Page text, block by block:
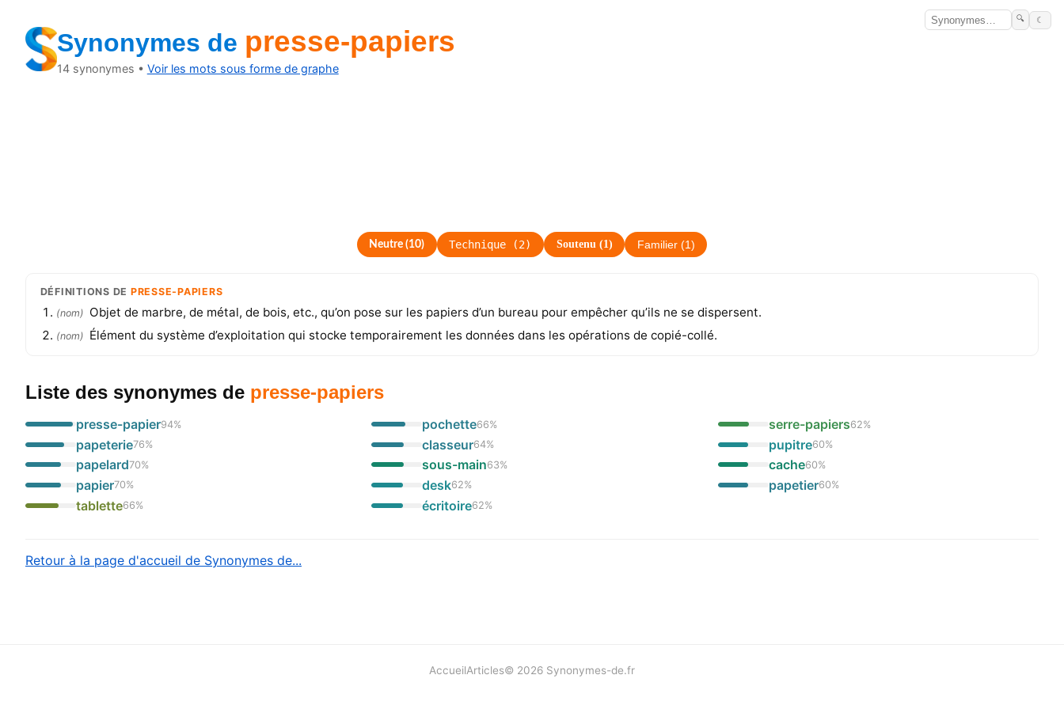
🔍 ☾
Synonymes de presse-papiers
14synonymes • Voir les mots sous forme de graphe
Neutre (10) Technique (2) Soutenu(1) Familier(1 )
DÉFINITIONS DE PRESSE-PAPIERS
(nom) Objet de marbre, de métal, de bois, etc., qu’on pose sur les papiers d’un bureau pour empêcher qu’ils ne se dispersent.
(nom) Élément du système d’exploitation qui stocke temporairement les données dans les opérations de copié-collé.
Liste des synonymes de presse-papiers
presse-papier94%
papeterie76%
papelard70%
papier70%
tablette66%
pochette66%
classeur64%
sous-main63%
desk62%
écritoire62%
serre-papiers62%
pupitre60%
cache60%
papetier60%
Retour à la page d'accueil de Synonymes de...
AccueilArticles© 2026 Synonymes-de.fr